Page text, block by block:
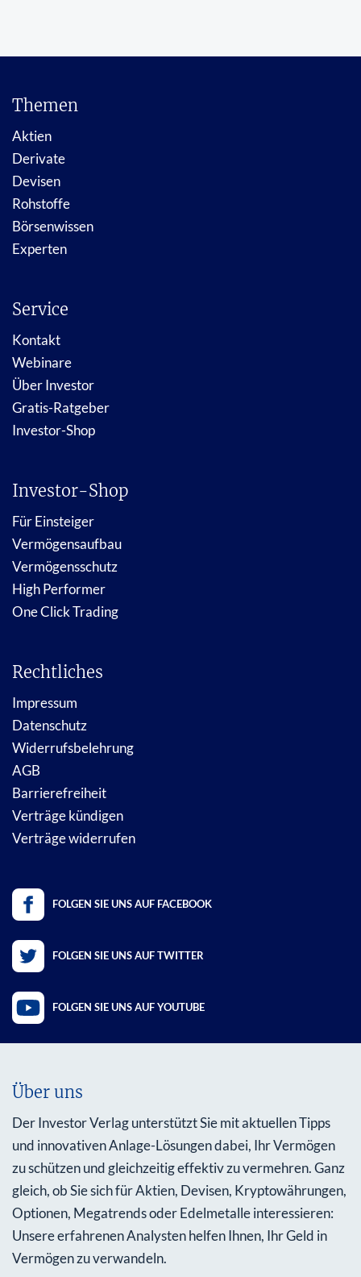
Themen
Aktien
Derivate
Devisen
Rohstoffe
Börsenwissen
Experten
Service
Kontakt
Webinare
Über Investor
Gratis-Ratgeber
Investor-Shop
Investor-Shop
Für Einsteiger
Vermögensaufbau
Vermögensschutz
High Performer
One Click Trading
Rechtliches
Impressum
Datenschutz
Widerrufsbelehrung
AGB
Barrierefreiheit
Verträge kündigen
Verträge widerrufen
FOLGEN SIE UNS AUF FACEBOOK
FOLGEN SIE UNS AUF TWITTER
FOLGEN SIE UNS AUF YOUTUBE
Über uns
Der Investor Verlag unterstützt Sie mit aktuellen Tipps
und innovativen Anlage-Lösungen dabei, Ihr Vermögen
zu schützen und gleichzeitig effektiv zu vermehren. Ganz
gleich, ob Sie sich für Aktien, Devisen, Kryptowährungen,
Optionen, Megatrends oder Edelmetalle interessieren:
Unsere erfahrenen Analysten helfen Ihnen, Ihr Geld in
Vermögen zu verwandeln.